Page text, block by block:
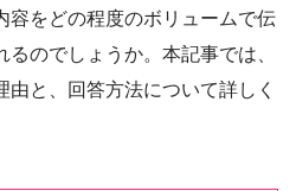
容をどの程度のボリュームで伝
のでしょうか。本記事では、
と、回答方法について詳しく